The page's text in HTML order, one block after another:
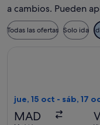
a cambios. Pueden
Todas las ofertas Solo ida
jue, 15 oct - sáb, 17
MAD